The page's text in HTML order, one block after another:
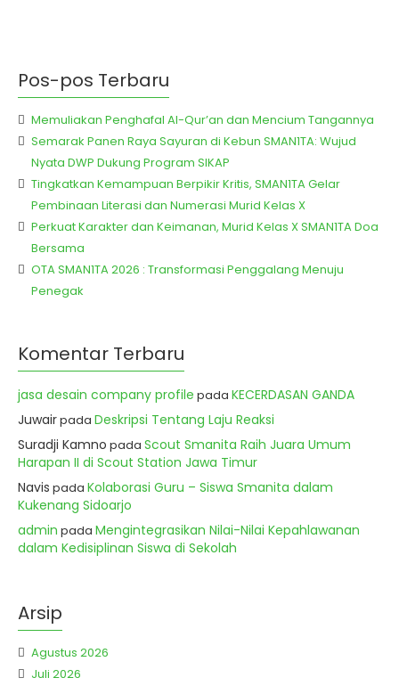
Pos-pos Terbaru
Memuliakan Penghafal Al-Qur’an dan Mencium Tangannya
Semarak Panen Raya Sayuran di Kebun SMAN1TA: Wujud
Nyata DWP Dukung Program SIKAP
Tingkatkan Kemampuan Berpikir Kritis, SMAN1TA Gelar
Pembinaan Literasi dan Numerasi Murid Kelas X
Perkuat Karakter dan Keimanan, Murid Kelas X SMAN1TA Doa
Bersama
OTA SMAN1TA 2026 : Transformasi Penggalang Menuju
Penegak
Komentar Terbaru
jasa desain company profile pada KECERDASAN GANDA
Juwairpada Deskripsi Tentang Laju Reaksi
Suradji Kamno pada Scout Smanita Raih Juara Umum
Harapan II di Scout Station Jawa Timur
Navis pada Kolaborasi Guru – Siswa Smanita dalam
Kukenang Sidoarjo
admin pada Mengintegrasikan Nilai-Nilai Kepahlawanan
dalam Kedisiplinan Siswa di Sekolah
Arsip
Agustus 2026
Juli 2026